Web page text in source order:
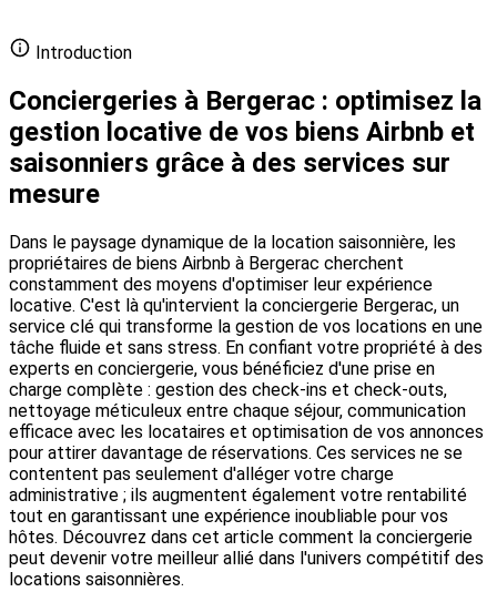
Introduction
Conciergeries à Bergerac : optimisez la
gestion locative de vos biens Airbnb et
saisonniers grâce à des services sur
mesure
Dans le paysage dynamique de la location saisonnière, les
propriétaires de biens Airbnb à Bergerac cherchent
constamment des moyens d'optimiser leur expérience
locative. C'est là qu'intervient la conciergerie Bergerac, un
service clé qui transforme la gestion de vos locations en une
tâche fluide et sans stress. En confiant votre propriété à des
experts en conciergerie, vous bénéficiez d'une prise en
charge complète : gestion des check-ins et check-outs,
nettoyage méticuleux entre chaque séjour, communication
efficace avec les locataires et optimisation de vos annonces
pour attirer davantage de réservations. Ces services ne se
contentent pas seulement d'alléger votre charge
administrative ; ils augmentent également votre rentabilité
tout en garantissant une expérience inoubliable pour vos
hôtes. Découvrez dans cet article comment la conciergerie
peut devenir votre meilleur allié dans l'univers compétitif des
locations saisonnières.